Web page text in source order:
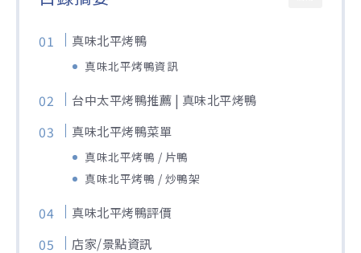
真味北平烤鴨
真味北平烤鴨資訊
台中太平烤鴨推薦 | 真味北平烤鴨
真味北平烤鴨菜單
真味北平烤鴨 / 片鴨
真味北平烤鴨 / 炒鴨架
真味北平烤鴨評價
店家/景點資訊